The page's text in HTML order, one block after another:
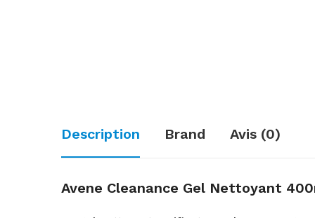
Description Brand Avis (0)
Avene Cleanance Gel Nettoyant